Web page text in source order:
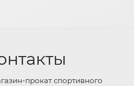
прокат спортивного